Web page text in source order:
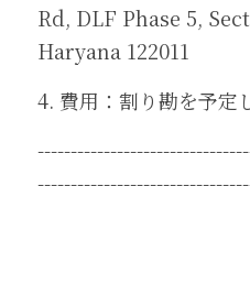
Rd, DLF Phase 5,
Haryana 122011
4. 費用：割り勘を予定